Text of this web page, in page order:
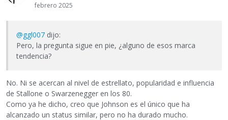
febrero 2025
@ggl007 dijo:
Pero, la pregunta sigue en pie, ¿alguno de esos marca
tendencia?
No. Ni se acercan al nivel de estrellato, popularidad e influencia
de Stallone o Swarzenegger en los 80.
Como ya he dicho, creo que Johnson es el único que ha
alcanzado un status similar, pero no ha durado mucho.